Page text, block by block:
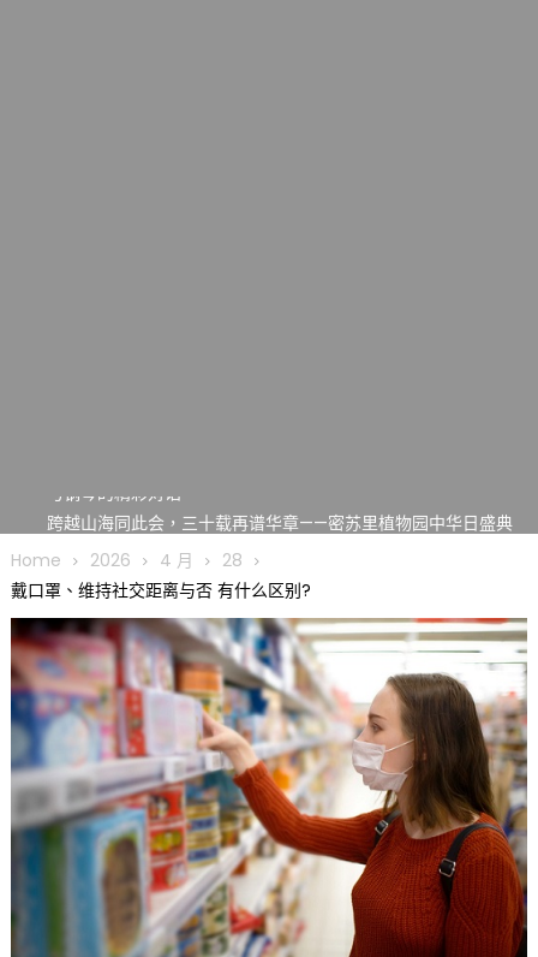
跨越山海同此会，三十载再谱华章——密苏里植物园中华日盛典
圣路易龙舟俱乐部5月16日龙舟体验日 邀请各界亲身体验划行乐
趣 + 水上竞速魅力
三十二载跨越时空的相逢
执掌密苏里植物园近四十年 致力推动全球植物多样性研究与中美
合作 Peter Raven 博士逝世 享年89岁
一晃三十年，初夏又相逢。中华日，等你来赴约 —— 密苏里植物
园“中华日三十周年特别报道（五）
筝声与琴韵交汇：刘励(Li Statler)与钢琴家Darek演绎一场古筝
与钢琴的精彩对话
Home 2026 4 月
28
戴口罩、维持社交距离与否 有什么区别?